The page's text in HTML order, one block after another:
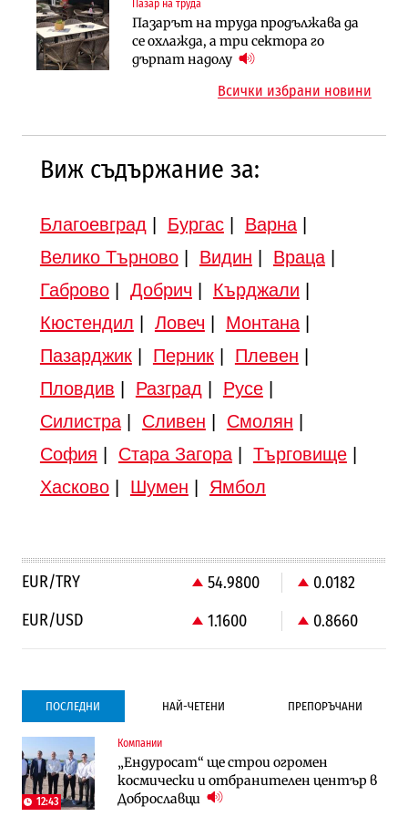
Пазар на труда
Пазарът на труда продължава да
се охлажда, а три сектора го
дърпат надолу
Търново
Градоустройство
Шест кандидата с интерес към
Инфраструктура
Вторият мост над Варненското
езеро става част от бъдещата
магистрала „Черно море“
Всички избрани новини
Виж съдържание за:
Благоевград Бургас| Варна|
Велико Търново| Видин Враца|
Габрово| Добрич Кърджали
Кюстендил
Ловеч Монтана|
Пазарджик| Перник| Плевен
Пловдив
Разград Русе|
Силистра| Сливен Смолян
София
Стара Загора| Търговище|
Хасково| Шумен Ямбол
EUR/TRY 54.9800
0.0182
EUR/USD
1.1600 0.8660
ПОСЛЕДНИ НАЙ-ЧЕТЕНИ ПРЕПОРЪЧАНИ
12:43
Компании
„Ендуросат“ ще строи огромен
космически и отбранителен център в
Доброславци
Градоустройство
Столична община избра изпълнител за
преместването на трамвайното
трасе по бул. „Скобелев“
Компании
Vivacom предлага над 150 устройства с
90% отстъпка през август